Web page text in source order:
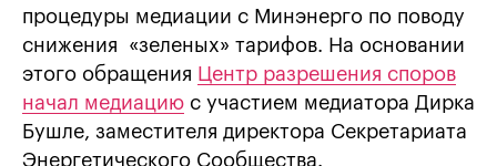
процедуры медиации с Минэнерго по поводу
снижения «зеленых» тарифов. На основании
этого обращения Центр разрешения споров
начал медиацию с участием медиатора Дирка
Бушле, заместителя директора Секретариата
Энергетического Сообщества.